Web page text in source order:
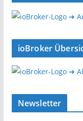
➔
ioBroker
➔
Newsletter